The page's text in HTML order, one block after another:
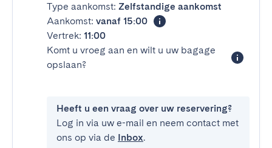
Type aankomst: Zelfstandige aankomst
Aankomst: vanaf 15:00
Vertrek: 11:00
Komt u vroeg aan en wilt u uw bagage
opslaan?
Heeft u een vraag over uw reservering?
Log in via uw e-mail en neem contact met
ons op via de Inbox.